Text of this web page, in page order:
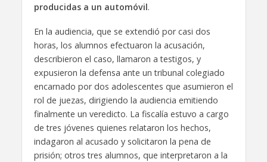
producidas a un automóvil.
En la audiencia, que se extendió por casi dos
horas, los alumnos efectuaron la acusación,
describieron el caso, llamaron a testigos, y
expusieron la defensa ante un tribunal colegiado
encarnado por dos adolescentes que asumieron el
rol de juezas, dirigiendo la audiencia emitiendo
finalmente un veredicto. La fiscalía estuvo a cargo
de tres jóvenes quienes relataron los hechos,
indagaron al acusado y solicitaron la pena de
prisión; otros tres alumnos, que interpretaron a la